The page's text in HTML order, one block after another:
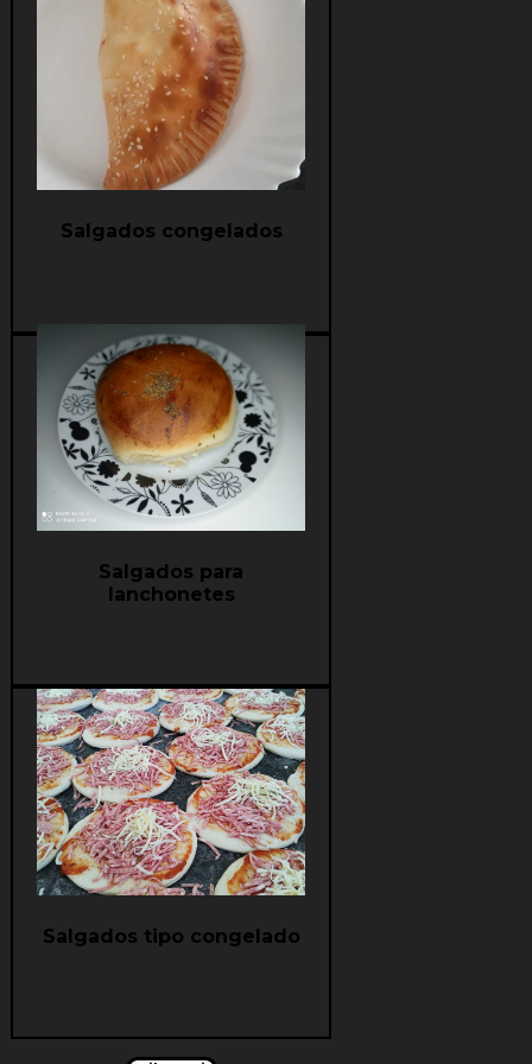
Saiba mais
Salgados congelados
Saiba mais
Salgados para
lanchonetes
Saiba mais
Salgados tipo congelado